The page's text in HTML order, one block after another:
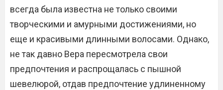
всегда была известна не только своими
творческими и амурными достижениями, но
еще и красивыми длинными волосами. Однако,
не так давно Вера пересмотрела свои
предпочтения и распрощалась с пышной
шевелюрой, отдав предпочтение удлиненному